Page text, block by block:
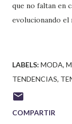
que no faltan en
evolucionando
LABELS: MODA
TENDENCIAS
COMPARTIR